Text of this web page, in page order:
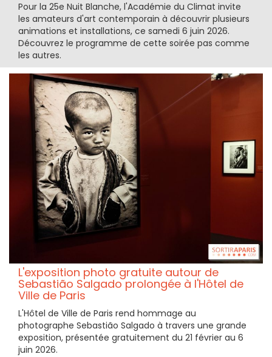
Pour la 25e Nuit Blanche, l'Académie du Climat invite
les amateurs d'art contemporain à découvrir plusieurs
animations et installations, ce samedi 6 juin 2026.
Découvrez le programme de cette soirée pas comme
les autres.
L'exposition photo gratuite autour de
Sebastião Salgado prolongée à l'Hôtel de
Ville de Paris
L'Hôtel de Ville de Paris rend hommage au
photographe Sebastião Salgado à travers une grande
exposition, présentée gratuitement du 21 février au 6
juin 2026.